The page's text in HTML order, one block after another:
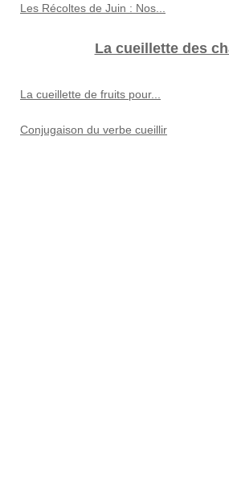
Les Récoltes de Juin : Nos...
La cueillette des
La cueillette de fruits pour...
Conjugaison du verbe cueillir